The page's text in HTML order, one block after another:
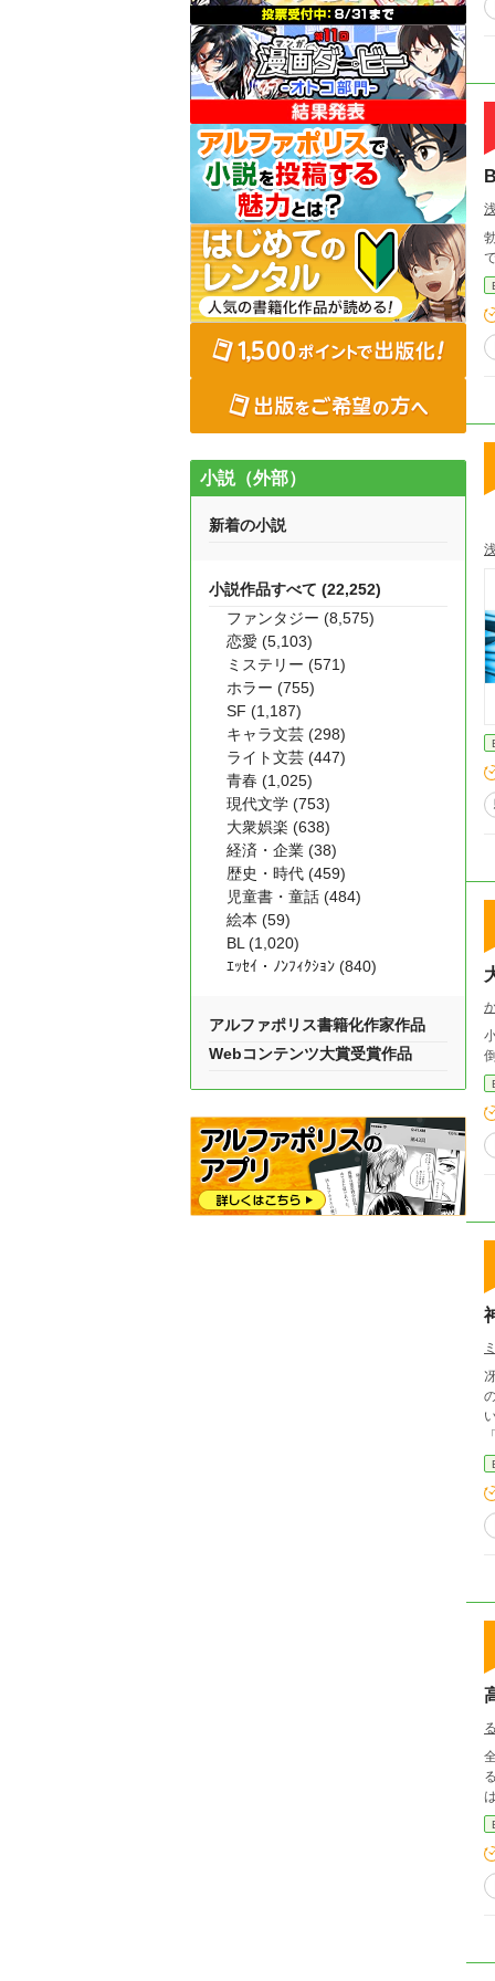
小説（外部）
新着の小説
小説作品すべて (22,252)
ファンタジー (8,575)
恋愛 (5,103)
ミステリー (571)
ホラー (755)
SF (1,187)
キャラ文芸 (298)
ライト文芸 (447)
青春 (1,025)
現代文学 (753)
大衆娯楽 (638)
経済・企業 (38)
歴史・時代 (459)
児童書・童話 (484)
絵本 (59)
BL (1,020)
ｴｯｾｲ・ﾉﾝﾌｨｸｼｮﾝ (840)
アルファポリス書籍化作家作品
Webコンテンツ大賞受賞作品